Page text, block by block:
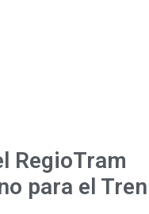
RegioTram
para el Tren